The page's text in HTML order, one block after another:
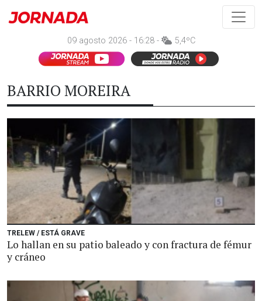
09 agosto 2026 - 16:28 - 5,4ºC
BARRIO MOREIRA
TRELEW / ESTÁ GRAVE
Lo hallan en su patio baleado y con fractura de fémur
y cráneo